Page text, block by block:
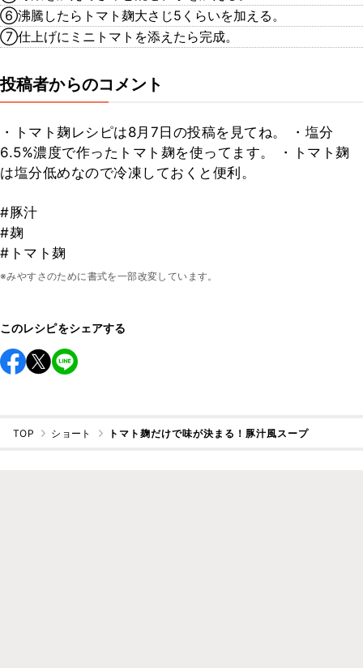
⑥沸騰したらトマト麹大さじ5くらいを加える。
⑦仕上げにミニトマトを添えたら完成。
投稿者からのコメント
・トマト麹レシピは8月7日の投稿を見てね。 ・塩分
6.5%濃度で作ったトマト麹を使ってます。 ・トマト麹
は塩分低めなので冷凍しておくと便利。
#豚汁
#麹
#トマト麹
※みやすさのために書式を一部改変しています。
このレシピをシェアする
TOP ショート トマト麹だけで味が決まる！豚汁風スープ